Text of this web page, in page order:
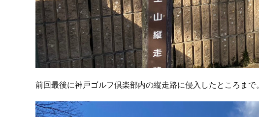
前回最後に神戸ゴルフ倶楽部内の縦走路に侵入したところまで。